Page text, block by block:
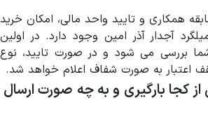
همکاری و تایید واحد مالی، امکان خرید
آجدار آذر امین وجود دارد. در اولین
بررسی می شود و در صورت تایید، نوع
به صورت شفاف اعلام خواهد شد.
از کجا بارگیری و به چه صورت ارسال